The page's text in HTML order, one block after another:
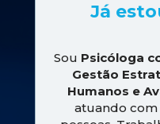
Já
Sou Psicóloga
Gestão
Humanos e
atuando